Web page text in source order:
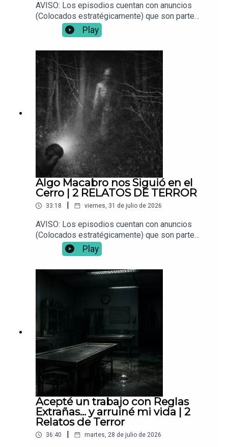
AVISO: Los episodios cuentan con anuncios
(Colocados estratégicamente) que son parte
fundamental para que este proyecto siga en pie.
Muchas gracias por continuar con nosotros
comunidad. Disfruten la siguiente recopilación Y
REMASTERIZACIÓN de las mejores
creepypastas de Voces del Abismo. Videos de
hace 6 años que merecen ser adaptados al nuevo
formato para una mejor inmerción.📌 ¿Tienes una
experiencia paranormal? Envíala a:
Vocesdelabismo@gmail.com
Play
Algo Macabro nos Siguió en el
Cerro | 2 RELATOS DE TERROR
33:18 viernes, 31 de julio de 2026
AVISO: Los episodios cuentan con anuncios
(Colocados estratégicamente) que son parte
fundamental para que este proyecto siga en pie.
📌 ¿Tienes una experiencia paranormal? Envíala a:
Vocesdelabismo@gmail.com🎧 Para mejor
inmersión, usa audífonos.
Play
Acepté un trabajo con Reglas
Extrañas... y arruiné mi vida | 2
Relatos de Terror
36:40 martes, 28 de julio de 2026